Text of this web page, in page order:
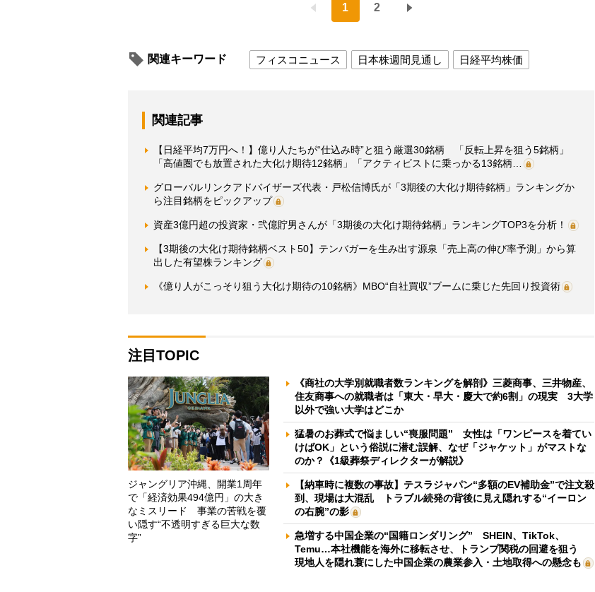
1 2
関連キーワード フィスコニュース 日本株週間見通し 日経平均株価
関連記事
【日経平均7万円へ！】億り人たちが“仕込み時”と狙う厳選30銘柄 「反転上昇を狙う5銘柄」
「高値圏でも放置された大化け期待12銘柄」「アクティビストに乗っかる13銘柄…
グローバルリンクアドバイザーズ代表・戸松信博氏が「3期後の大化け期待銘柄」ランキングか
ら注目銘柄をピックアップ
資産3億円超の投資家・弐億貯男さんが「3期後の大化け期待銘柄」ランキングTOP3を分析！
【3期後の大化け期待銘柄ベスト50】テンバガーを生み出す源泉「売上高の伸び率予測」から算
出した有望株ランキング
《億り人がこっそり狙う大化け期待の10銘柄》MBO“自社買収”ブームに乗じた先回り投資術
注目TOPIC
ジャングリア沖縄、開業1周年
で「経済効果494億円」の大き
なミスリード 事業の苦戦を覆
い隠す“不透明すぎる巨大な数
字”
《商社の大学別就職者数ランキングを解剖》三菱商事、三井物産、
住友商事への就職者は「東大・早大・慶大で約6割」の現実 3大学
以外で強い大学はどこか
猛暑のお葬式で悩ましい“喪服問題” 女性は「ワンピースを着てい
けばOK」という俗説に潜む誤解、なぜ「ジャケット」がマストな
のか？《1級葬祭ディレクターが解説》
【納車時に複数の事故】テスラジャパン“多額のEV補助金”で注文殺
到、現場は大混乱 トラブル続発の背後に見え隠れする“イーロン
の右腕”の影
急増する中国企業の“国籍ロンダリング” SHEIN、TikTok、
Temu…本社機能を海外に移転させ、トランプ関税の回避を狙う
現地人を隠れ蓑にした中国企業の農業参入・土地取得への懸念も